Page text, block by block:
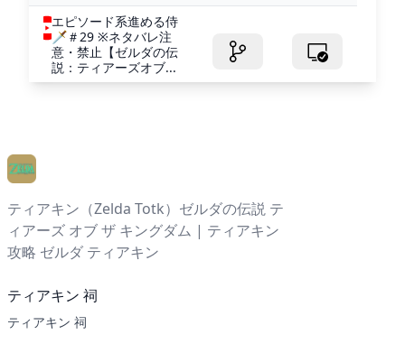
エピソード系進める侍
🗡＃29 ※ネタバレ注
意・禁止【ゼルダの伝
説：ティアーズオブ...
ティアキン（Zelda Totk）ゼルダの伝説 テ
ィアーズ オブ ザ キングダム | ティアキン
攻略 ゼルダ ティアキン
ティアキン 祠
ティアキン 祠